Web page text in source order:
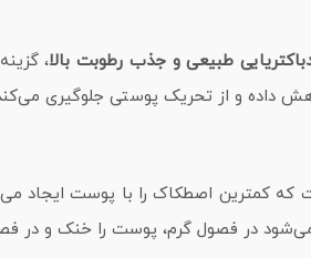
طبیعی و جذب رطوبت بالا،
داده و از تحریک پوستی جلوگیری
که کمترین اصطکاک را با پوست ایجاد
در فصول گرم، پوست را خنک و در